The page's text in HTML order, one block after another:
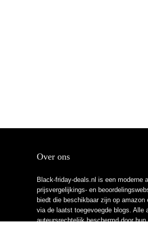
Over ons
Black-friday-deals.nl is een moderne
prijsvergelijkings- en
biedt die beschikbaar zijn op amazon
via de laatst toegevoegde blogs. Alle
auteursrechtelijk beschermd door